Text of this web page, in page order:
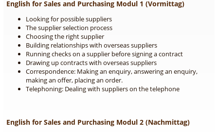
English for Sales and Purchasing Modul 1 (Vormittag)
Looking for possible suppliers
The supplier selection process
Choosing the right supplier
Building relationships with overseas suppliers
Running checks on a supplier before signing a contract
Drawing up contracts with overseas suppliers
Correspondence: Making an enquiry, answering an enquiry,
making an offer, placing an order.
Telephoning: Dealing with suppliers on the telephone
English for Sales and Purchasing Modul 2 (Nachmittag)